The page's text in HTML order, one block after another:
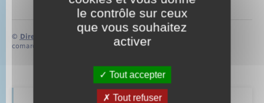
© Direction de l’information légale et administrative
comarquage developpé par
baseo.io
le contrôle sur ceux
que vous souhaitez
activer
Tout accepter
Tout refuser